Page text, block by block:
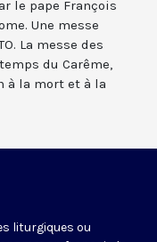
le pape François
Une messe
La messe des
du Carême,
à la mort et à la
liturgiques ou